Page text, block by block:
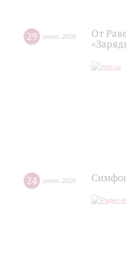
29 июня 2026
От
24 июня 2026